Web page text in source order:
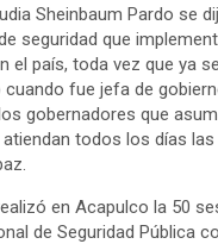
Sheinbaum Pardo se
seguridad que
el país, toda vez que ya
cuando fue jefa de
gobernadores que
todos los días
en Acapulco la 50
de Seguridad Pública